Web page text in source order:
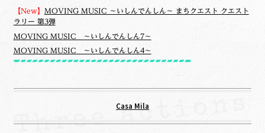
【New】 MOVING MUSIC ～いしんでんしん～ まちクエスト クエスト
ラリー 第3弾
MOVING MUSIC ～いしんでんしん7～
MOVING MUSIC ～いしんでんしん4～
Casa Mila